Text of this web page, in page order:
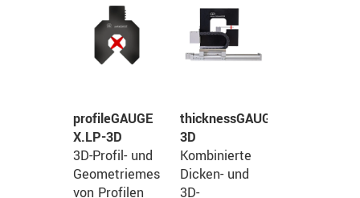
profileGAUGE
X.LP-3D
3D-Profil- und
Geometriemessung
von Profilen
thicknessGAUGE
3D
Kombinierte
Dicken- und
3D-